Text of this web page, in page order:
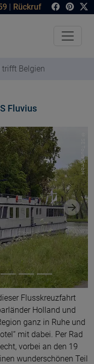
| Rückruf
Belgien
Fluvius
© SE Tours GmbH
Flusskreuzfahrt
Holland und
ganz in Ruhe und
mit dabei. Per Rad
vorbei an den 19
wunderschönen Teil